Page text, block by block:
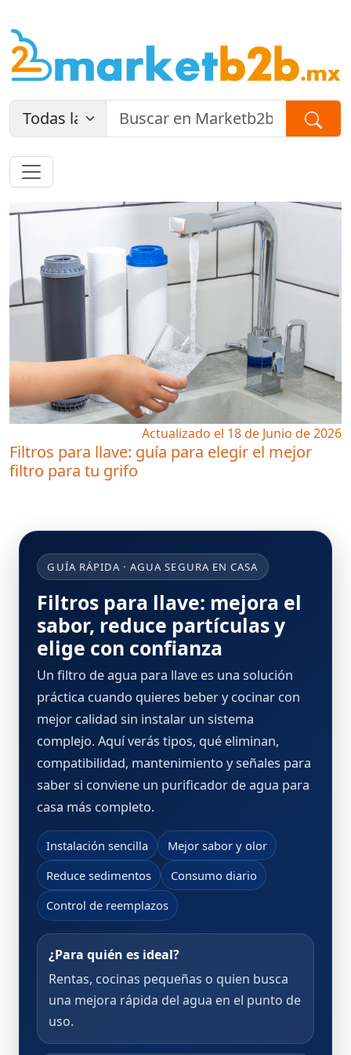
Actualizado el 18 de Junio de 2026
Filtros para llave: guía para elegir el mejor
filtro para tu grifo
GUÍA RÁPIDA · AGUA SEGURA EN CASA
Filtros para llave: mejora el
sabor, reduce partículas y
elige con confianza
Un filtro de agua para llave es una solución
práctica cuando quieres beber y cocinar con
mejor calidad sin instalar un sistema
complejo. Aquí verás tipos, qué eliminan,
compatibilidad, mantenimiento y señales para
saber si conviene un purificador de agua para
casa más completo.
Instalación sencilla
Mejor sabor y olor
Reduce sedimentos
Consumo diario
Control de reemplazos
¿Para quién es ideal?
Rentas, cocinas pequeñas o quien busca
una mejora rápida del agua en el punto de
uso.